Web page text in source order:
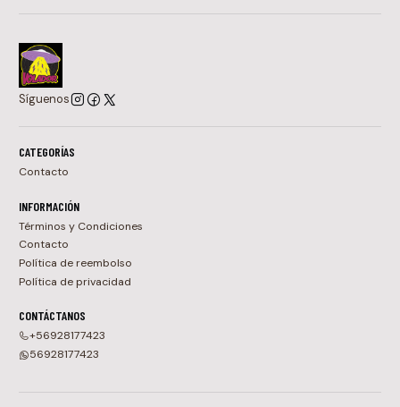
Síguenos
CATEGORÍAS
Contacto
INFORMACIÓN
Términos y Condiciones
Contacto
Política de reembolso
Política de privacidad
CONTÁCTANOS
+56928177423
56928177423